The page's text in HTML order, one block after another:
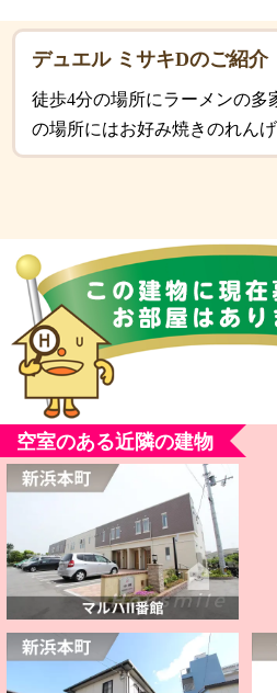
デュエル ミサキDのご紹介
徒歩4分の場所にラーメンの多
の場所にはお好み焼きのれんげ
空室のある近隣の建物